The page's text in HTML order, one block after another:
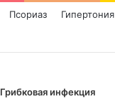
Псориаз Гипертония
Грибковая инфекция